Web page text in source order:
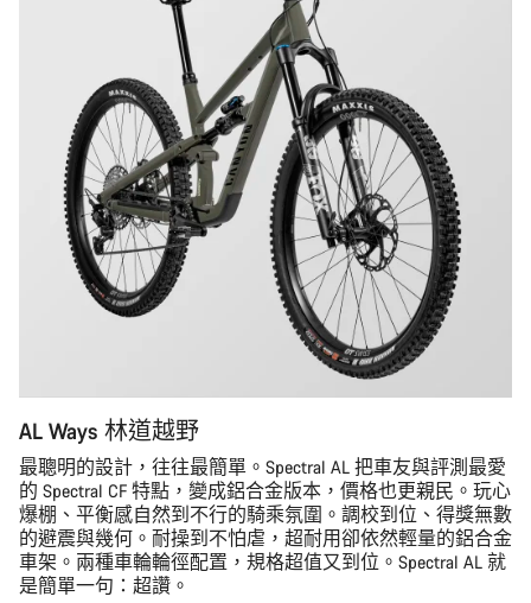
AL Ways 林道越野
最聰明的設計，往往最簡單。Spectral AL 把車友與評測最愛
的 Spectral CF 特點，變成鋁合金版本，價格也更親民。玩心
爆棚、平衡感自然到不行的騎乘氛圍。調校到位、得獎無數
的避震與幾何。耐操到不怕虐，超耐用卻依然輕量的鋁合金
車架。兩種車輪輪徑配置，規格超值又到位。Spectral AL 就
是簡單一句：超讚。